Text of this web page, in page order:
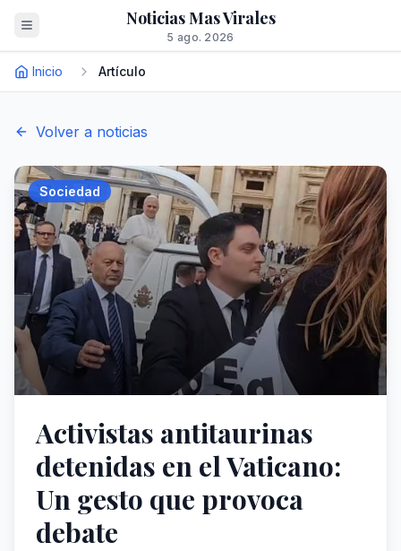
Noticias Mas Virales
5 ago. 2026
Inicio Artículo
Volver a noticias
Sociedad
Activistas antitaurinas
detenidas en el Vaticano:
Un gesto que provoca
debate